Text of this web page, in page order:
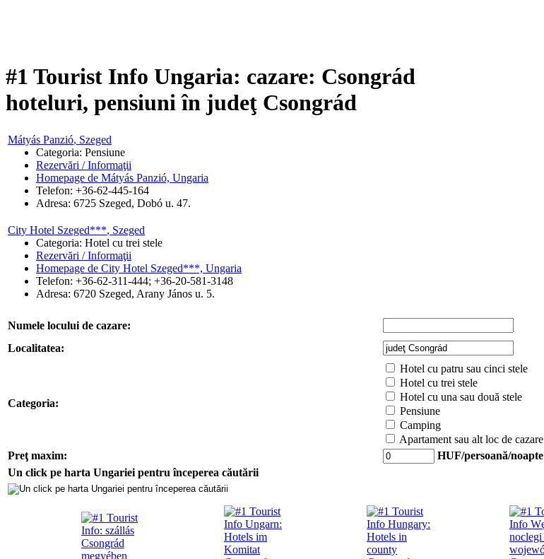
#1 Tourist Info Ungaria: cazare: Csongrád
hoteluri, pensiuni în judeţ Csongrád
Mátyás Panzió, Szeged
Categoria: Pensiune
Rezervări / Informaţii
Homepage de Mátyás Panzió, Ungaria
Telefon: +36-62-445-164
Adresa: 6725 Szeged, Dobó u. 47.
City Hotel Szeged***, Szeged
Categoria: Hotel cu trei stele
Rezervări / Informaţii
Homepage de City Hotel Szeged***, Ungaria
Telefon: +36-62-311-444; +36-20-581-3148
Adresa: 6720 Szeged, Arany János u. 5.
Numele locului de cazare:
Localitatea:
Categoria:
Hotel cu patru sau cinci stele
Hotel cu trei stele
Hotel cu una sau două stele
Pensiune
Camping
Apartament sau alt loc de cazare
Preţ maxim:
HUF/persoană/noapte
Un click pe harta Ungariei pentru începerea căutării